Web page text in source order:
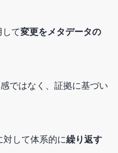
て変更をメタデータの
ではなく、証拠に基づい
対して体系的に繰り返す